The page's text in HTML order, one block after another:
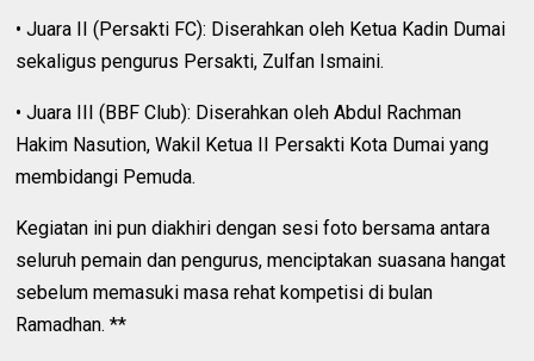
• Juara II (Persakti FC): Diserahkan oleh Ketua Kadin Dumai
sekaligus pengurus Persakti, Zulfan Ismaini.
• Juara III (BBF Club): Diserahkan oleh Abdul Rachman
Hakim Nasution, Wakil Ketua II Persakti Kota Dumai yang
membidangi Pemuda.
Kegiatan ini pun diakhiri dengan sesi foto bersama antara
seluruh pemain dan pengurus, menciptakan suasana hangat
sebelum memasuki masa rehat kompetisi di bulan
Ramadhan. **